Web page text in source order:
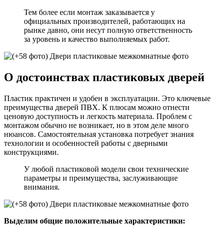
Тем более если монтаж заказывается у
официальных производителей, работающих на
рынке давно, они несут полную ответственность
за уровень и качество выполняемых работ.
О достоинствах пластиковых дверей
Пластик практичен и удобен в эксплуатации. Это ключевые
преимущества дверей ПВХ. К плюсам можно отнести
ценовую доступность и легкость материала. Проблем с
монтажом обычно не возникает, но в этом деле много
нюансов. Самостоятельная установка потребует знания
технологии и особенностей работы с дверными
конструкциями.
У любой пластиковой модели свои технические
параметры и преимущества, заслуживающие
внимания.
Выделим общие положительные характеристики: